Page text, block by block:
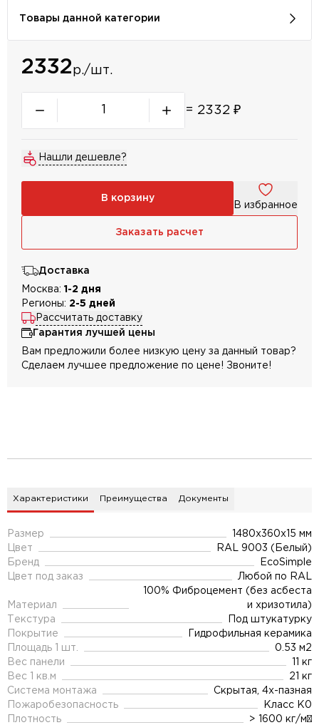
Товары данной категории
2332р./шт.
= 2332 ₽
Нашли дешевле?
В корзину
В избранное
Заказать расчет
Доставка
Москва: 1-2 дня
Регионы: 2-5 дней
Рассчитать доставку
Гарантия лучшей цены
Вам предложили более низкую цену за данный товар?
Сделаем лучшее предложение по цене! Звоните!
Характеристики Преимущества Документы
Размер
1480х360х15 мм
Цвет
RAL 9003 (Белый)
Бренд
EcoSimple
Цвет под заказ
Любой по RAL
Материал
100% Фиброцемент (без асбеста
и хризотила)
Текстура
Под штукатурку
Покрытие
Гидрофильная керамика
Площадь 1 шт.
0.53 м2
Вес панели
11 кг
Вес 1 кв.м
21 кг
Система монтажа
Скрытая, 4х-пазная
Пожаробезопасность
Класс К0
Плотность
> 1600 кг/м³